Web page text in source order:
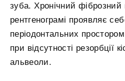
зуба. Хронічний фіброзний
рентгенограмі проявляє
періодонтальних простором
при відсутності резорбції
альвеоли.